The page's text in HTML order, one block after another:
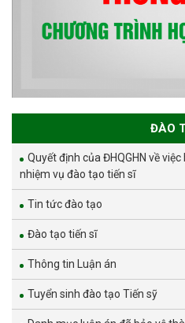
ĐÀO
Quyết định của ĐHQGHN về
nhiệm vụ đào tạo tiến sĩ
Tin tức đào tạo
Đào tạo tiến sĩ
Thông tin Luận án
Tuyển sinh đào tạo Tiến sỹ